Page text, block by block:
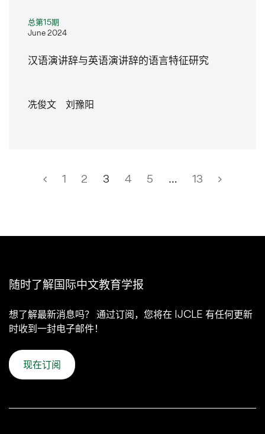
总第15期
June 2024
汉语演讲辞与英语演讲辞的语言特征研究
冼俊文 刘豫阳
1 2 3 4 5 … 13
随时了解国际中文教育学报
想了解最新消息吗？ 通过订阅，您将在 IJCLE 有任何更新
时收到一封电子邮件！
现在订阅